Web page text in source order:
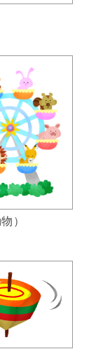
）